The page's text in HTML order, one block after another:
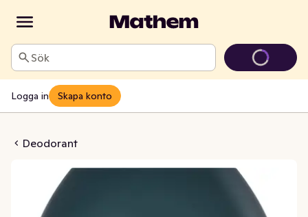
Sök
Logga in Skapa konto
Deodorant
Ice Men 72h